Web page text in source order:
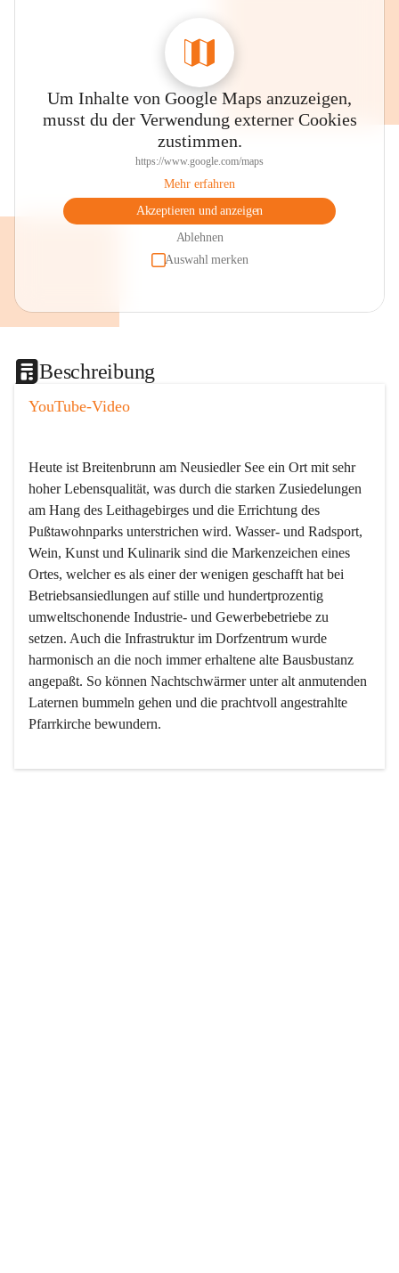
Um Inhalte von Google Maps anzuzeigen,
musst du der Verwendung externer Cookies
zustimmen.
https://www.google.com/maps
Mehr erfahren
Akzeptieren und anzeigen
Ablehnen
Auswahl merken
Beschreibung
YouTube-Video
Heute ist Breitenbrunn am Neusiedler See ein Ort mit sehr
hoher Lebensqualität, was durch die starken Zusiedelungen
am Hang des Leithagebirges und die Errichtung des
Pußtawohnparks unterstrichen wird. Wasser- und Radsport,
Wein, Kunst und Kulinarik sind die Markenzeichen eines
Ortes, welcher es als einer der wenigen geschafft hat bei
Betriebsansiedlungen auf stille und hundertprozentig
umweltschonende Industrie- und Gewerbebetriebe zu
setzen. Auch die Infrastruktur im Dorfzentrum wurde
harmonisch an die noch immer erhaltene alte Bausbustanz
angepaßt. So können Nachtschwärmer unter alt anmutenden
Laternen bummeln gehen und die prachtvoll angestrahlte
Pfarrkirche bewundern.
Der Weinbau dominert heute nicht mehr, ist aber integrativer